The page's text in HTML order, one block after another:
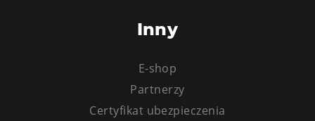
Inny
E-shop
Partnerzy
Certyfikat ubezpieczenia